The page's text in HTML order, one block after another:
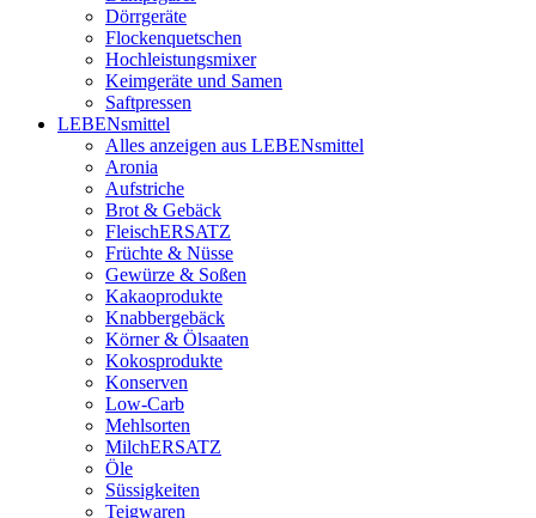
Dörrgeräte
Flockenquetschen
Hochleistungsmixer
Keimgeräte und Samen
Saftpressen
LEBENsmittel
Alles anzeigen aus LEBENsmittel
Aronia
Aufstriche
Brot & Gebäck
FleischERSATZ
Früchte & Nüsse
Gewürze & Soßen
Kakaoprodukte
Knabbergebäck
Körner & Ölsaaten
Kokosprodukte
Konserven
Low-Carb
Mehlsorten
MilchERSATZ
Öle
Süssigkeiten
Teigwaren